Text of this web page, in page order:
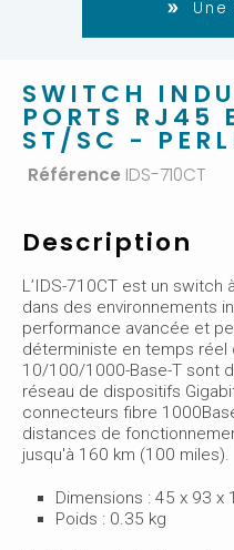
SWITCH
PORTS RJ45
ST/SC -
Référence IDS-710CT
Description
L’IDS-710CT est un
dans des environnements
performance avancée et
déterministe en temps réel
10/100/1000-Base-T sont
réseau de dispositifs
connecteurs fibre
distances de
jusqu'à 160 km (100 miles).
Dimensions : 45 x 93 x
Poids : 0.35 kg